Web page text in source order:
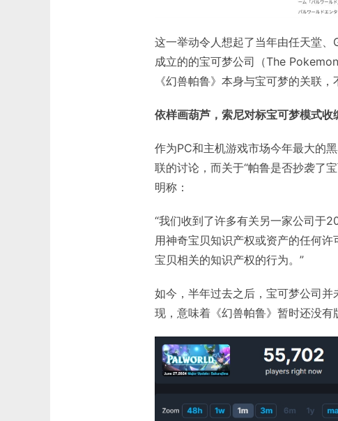
这一举动令人想起了当年由任天堂
成立的的宝可梦公司（The
《幻兽帕鲁》本身与宝可梦的关联，
依样画葫芦，索尼对标宝可梦模式收
作为PC和主机游戏市场今年最大的
联的讨论，而关于“帕鲁是否抄袭了
明称：
“我们收到了许多有关另一家公司于
用神奇宝贝知识产权或资产的任何
宝贝相关的知识产权的行为。”
如今，半年过去之后，宝可梦公司
现，意味着《幻兽帕鲁》暂时还没有